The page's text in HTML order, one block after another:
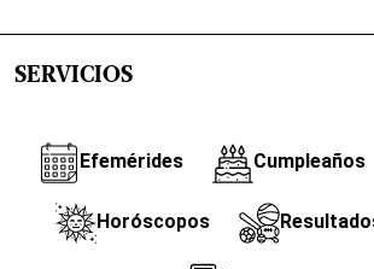
SERVICIOS
Efemérides Cumpleaños
Horóscopos